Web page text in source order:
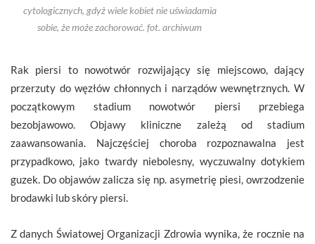
cytologicznych, gdyż wiele kobiet nie uświadamia
sobie, że może zachorować. fot. archiwum
Rak piersi to nowotwór rozwijający się miejscowo, dający
przerzuty do węzłów chłonnych i narządów wewnętrznych. W
początkowym stadium nowotwór piersi przebiega
bezobjawowo. Objawy kliniczne zależą od stadium
zaawansowania. Najczęściej choroba rozpoznawalna jest
przypadkowo, jako twardy niebolesny, wyczuwalny dotykiem
guzek. Do objawów zalicza się np. asymetrię piesi, owrzodzenie
brodawki lub skóry piersi.
Z danych Światowej Organizacji Zdrowia wynika, że rocznie na